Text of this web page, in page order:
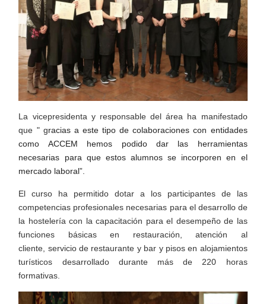
La vicepresidenta y responsable del área ha manifestado
que " gracias a este tipo de colaboraciones con entidades
como ACCEM hemos podido dar las herramientas
necesarias para que estos alumnos se incorporen en el
mercado laboral”.
El curso ha permitido dotar a los participantes de las
competencias profesionales necesarias para el desarrollo de
la hostelería con la capacitación para el desempeño de las
funciones básicas en restauración, atención al
cliente, servicio de restaurante y bar y pisos en alojamientos
turísticos desarrollado durante más de 220 horas
formativas.